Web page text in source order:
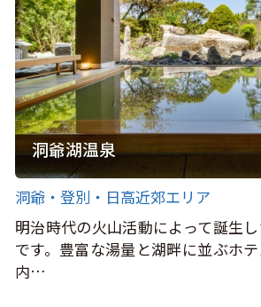
洞爺湖温泉
洞爺・登別・日高近郊エリア
明治時代の火山活動によって誕生
です。豊富な湯量と湖畔に並ぶホ
内…